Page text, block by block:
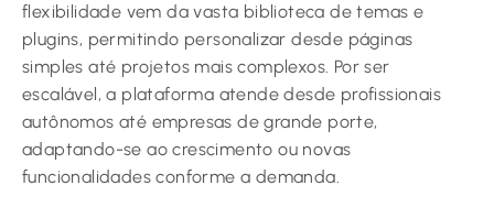
flexibilidade vem da vasta biblioteca de temas e
plugins, permitindo personalizar desde páginas
simples até projetos mais complexos. Por ser
escalável, a plataforma atende desde profissionais
autônomos até empresas de grande porte,
adaptando-se ao crescimento ou novas
funcionalidades conforme a demanda.